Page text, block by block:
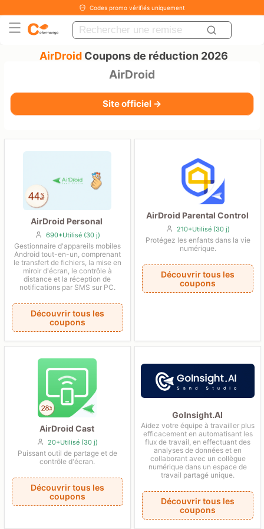
Codes promo vérifiés uniquement
AirDroid Coupons de réduction 2026
AirDroid
Site officiel →
AirDroid Personal
690+Utilisé (30 j)
Gestionnaire d'appareils mobiles
Android tout-en-un, comprenant
le transfert de fichiers, la mise en
miroir d'écran, le contrôle à
distance et la réception de
notifications par SMS sur PC.
Découvrir tous les
coupons
AirDroid Parental Control
210+Utilisé (30 j)
Protégez les enfants dans la vie
numérique.
Découvrir tous les
coupons
AirDroid Cast
20+Utilisé (30 j)
Puissant outil de partage et de
contrôle d'écran.
Découvrir tous les
coupons
GoInsight.AI
Aidez votre équipe à travailler plus
efficacement en automatisant les
flux de travail, en effectuant des
analyses de données et en
collaborant avec un collègue
numérique dans un espace de
travail partagé unique.
Découvrir tous les
coupons